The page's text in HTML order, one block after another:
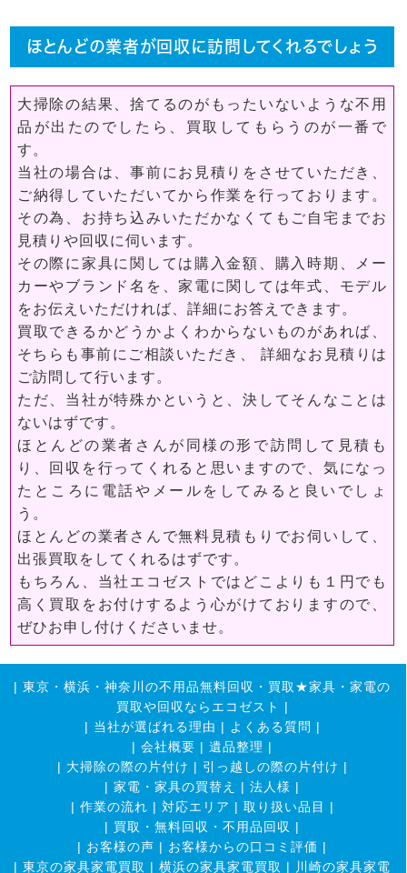
ほとんどの業者が回収に訪問してくれるでしょう
大掃除の結果、捨てるのがもったいないような不用
品が出たのでしたら、買取してもらうのが一番で
す。
当社の場合は、事前にお見積りをさせていただき、
ご納得していただいてから作業を行っております。
その為、お持ち込みいただかなくてもご自宅までお
見積りや回収に伺います。
その際に家具に関しては購入金額、購入時期、メー
カーやブランド名を、家電に関しては年式、モデル
をお伝えいただければ、詳細にお答えできます。
買取できるかどうかよくわからないものがあれば、
そちらも事前にご相談いただき、 詳細なお見積りは
ご訪問して行います。
ただ、当社が特殊かというと、決してそんなことは
ないはずです。
ほとんどの業者さんが同様の形で訪問して見積も
り、回収を行ってくれると思いますので、気になっ
たところに電話やメールをしてみると良いでしょ
う。
ほとんどの業者さんで無料見積もりでお伺いして、
出張買取をしてくれるはずです。
もちろん、当社エコゼストではどこよりも１円でも
高く買取をお付けするよう心がけておりますので、
ぜひお申し付けくださいませ。
| 東京・横浜・神奈川の不用品無料回収・買取★家具・家電の
買取や回収ならエコゼスト
|
| 当社が選ばれる理由 | よくある質問 |
| 会社概要 | 遺品整理 |
| 大掃除の際の片付け | 引っ越しの際の片付け |
| 家電・家具の買替え | 法人様 |
| 作業の流れ | 対応エリア | 取り扱い品目
|
| 買取・無料回収・不用品回収 |
| お客様の声 | お客様からの口コミ評価 |
| 東京の家具家電買取 | 横浜の家具家電買取 | 川崎の家具家電